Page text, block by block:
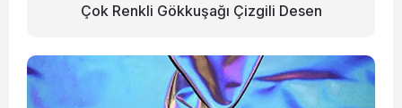
Çok Renkli Gökkuşağı Çizgili Desen